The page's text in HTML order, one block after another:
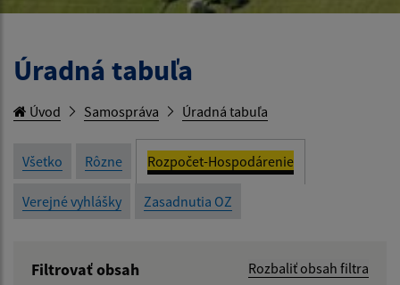
Úradná tabuľa
Úvod Samospráva Úradná tabuľa
Všetko Rôzne Rozpočet-Hospodárenie
Verejné vyhlášky Zasadnutia OZ
Filtrovať obsah Rozbaliť obsah filtra